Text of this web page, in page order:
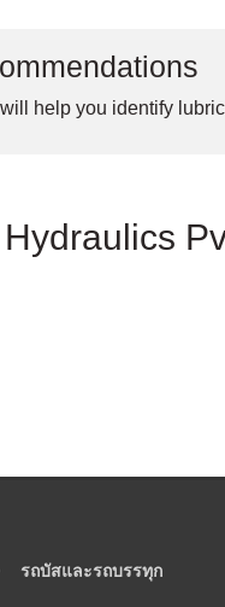
help you identify
รถบัสและรถบรรทุก